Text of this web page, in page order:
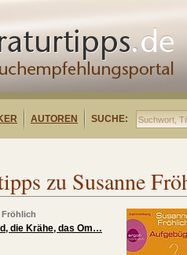
AUTOREN SUCHE:
zu Susanne
Fröhlich
die Krähe, das Om…